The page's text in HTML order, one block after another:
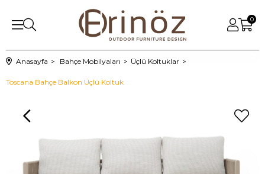
0
Anasayfa Bahçe Mobilyaları Üçlü Koltuklar
Toscana Bahçe Balkon Üçlü Koltuk